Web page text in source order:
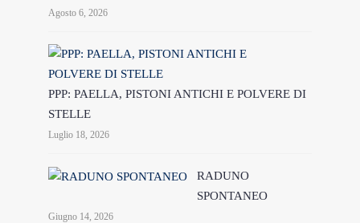
Agosto 6, 2026
PPP: PAELLA, PISTONI ANTICHI E POLVERE DI
STELLE
Luglio 18, 2026
RADUNO
SPONTANEO
Giugno 14, 2026